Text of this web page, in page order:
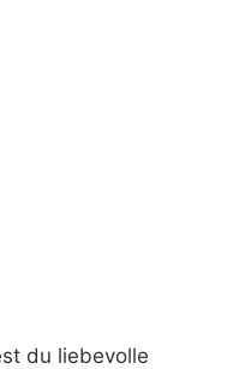
du liebevolle